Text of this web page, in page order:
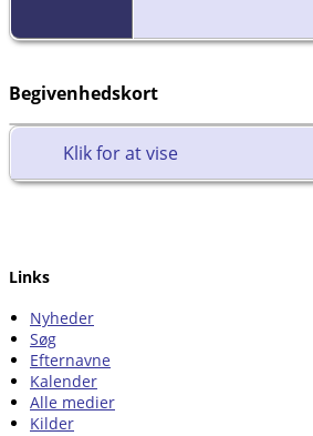
Begivenhedskort
Klik for at vise
Links
Nyheder
Søg
Efternavne
Kalender
Alle medier
Kilder